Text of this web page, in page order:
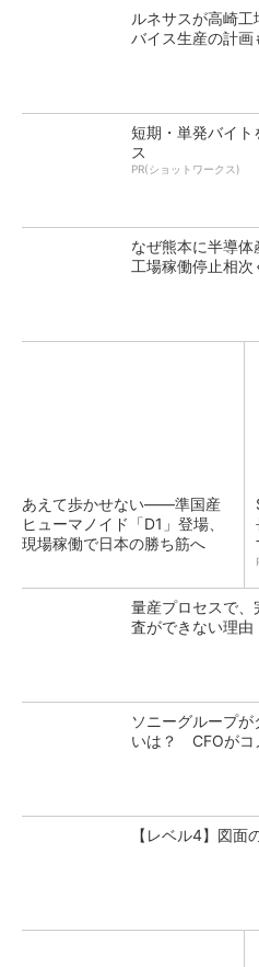
ルネサスが高崎
バイス生産の計画
短期・単発バイト
ス
PR(ショットワークス)
なぜ熊本に半導
工場稼働停止相次
あえて歩かせない――準国産
ヒューマノイド「D1」登場、
現場稼働で日本の勝ち筋へ
量産プロセスで、
査ができない理由
ソニーグループ
いは？ CFOがコ
【レベル4】図面